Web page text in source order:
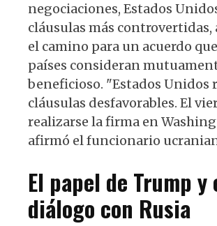
negociaciones, Estados
cláusulas más
el camino para un acuerdo
países consideran
beneficioso. "Estados Unidos
cláusulas desfavorables. El
realizarse la firma en
afirmó el funcionario
El papel de Trump y
diálogo con Rusia